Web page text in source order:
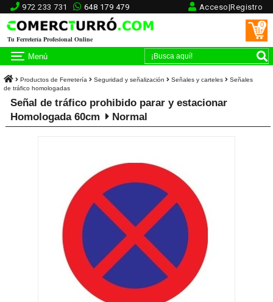
972 233 731 648 179 479 Acceso|Registro
Tu Ferretería Profesional Online
0
Menú
Productos de Ferretería Seguridad y señalización Señales y carteles
Señales
de tráfico homologadas
Señal de tráfico prohibido parar y estacionar
Homologada 60cm
Normal